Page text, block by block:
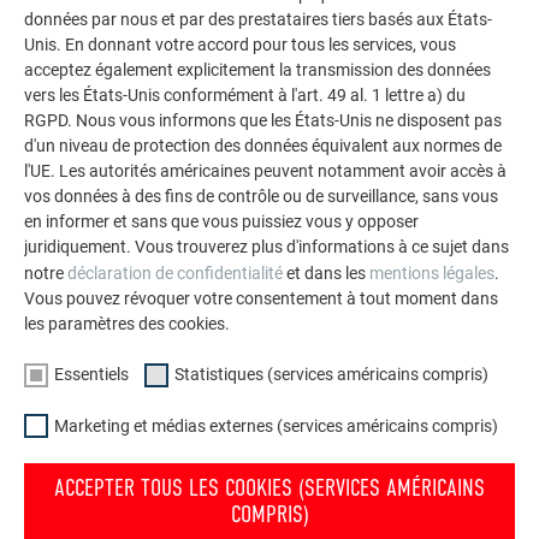
impressionnants avec les solutions en aluminium
durables de PREFA pour toitures, systèmes solaires et
façades.
VOIR DAVANTAGE DE RÉFÉRENCES
données par nous et par des prestataires tiers basés aux États-
Unis. En donnant votre accord pour tous les services, vous
acceptez également explicitement la transmission des données
vers les États-Unis conformément à l'art. 49 al. 1 lettre a) du
RGPD. Nous vous informons que les États-Unis ne disposent pas
d'un niveau de protection des données équivalent aux normes de
l'UE. Les autorités américaines peuvent notamment avoir accès à
vos données à des fins de contrôle ou de surveillance, sans vous
en informer et sans que vous puissiez vous y opposer
juridiquement. Vous trouverez plus d'informations à ce sujet dans
notredéclaration de confidentialitéet dans les mentions légales.
Vous pouvez révoquer votre consentement à tout moment dans
les paramètres des cookies.
Essentiels Statistiques (services américains compris)
Marketing et médias externes (services américains compris)
ACCEPTER TOUS LES COOKIES (SERVICES AMÉRICAINS
COMPRIS)